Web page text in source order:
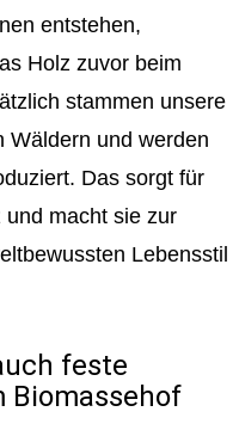
entstehen,
Holz zuvor beim
stammen unsere
Wäldern und werden
Das sorgt für
macht sie zur
Lebensstil
feste
Biomassehof